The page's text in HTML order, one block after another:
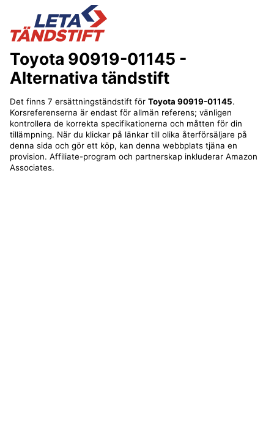
Toyota 90919-01145 -
Alternativa tändstift
Det finns 7 ersättningständstift för Toyota 90919-01145.
Korsreferenserna är endast för allmän referens; vänligen
kontrollera de korrekta specifikationerna och måtten för din
tillämpning. När du klickar på länkar till olika återförsäljare på
denna sida och gör ett köp, kan denna webbplats tjäna en
provision. Affiliate-program och partnerskap inkluderar Amazon
Associates.